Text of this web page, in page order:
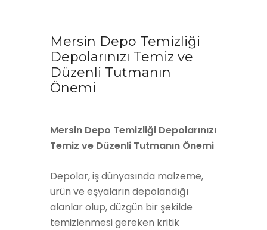
Mersin Depo Temizliği
Depolarınızı Temiz ve
Düzenli Tutmanın
Önemi
Mersin Depo Temizliği Depolarınızı
Temiz ve Düzenli Tutmanın Önemi
Depolar, iş dünyasında malzeme,
ürün ve eşyaların depolandığı
alanlar olup, düzgün bir şekilde
temizlenmesi gereken kritik